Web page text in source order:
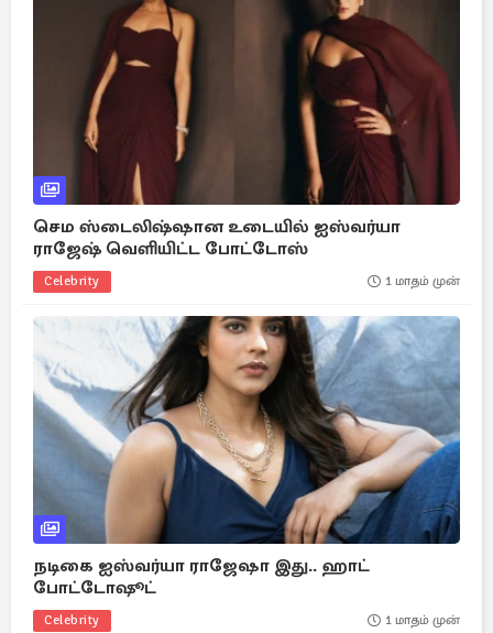
செம ஸ்டைலிஷ்ஷான உடையில் ஐஸ்வர்யா
ராஜேஷ் வெளியிட்ட போட்டோஸ்
Celebrity 1 மாதம் முன்
நடிகை ஐஸ்வர்யா ராஜேஷா இது.. ஹாட்
போட்டோஷூட்
Celebrity 1 மாதம் முன்